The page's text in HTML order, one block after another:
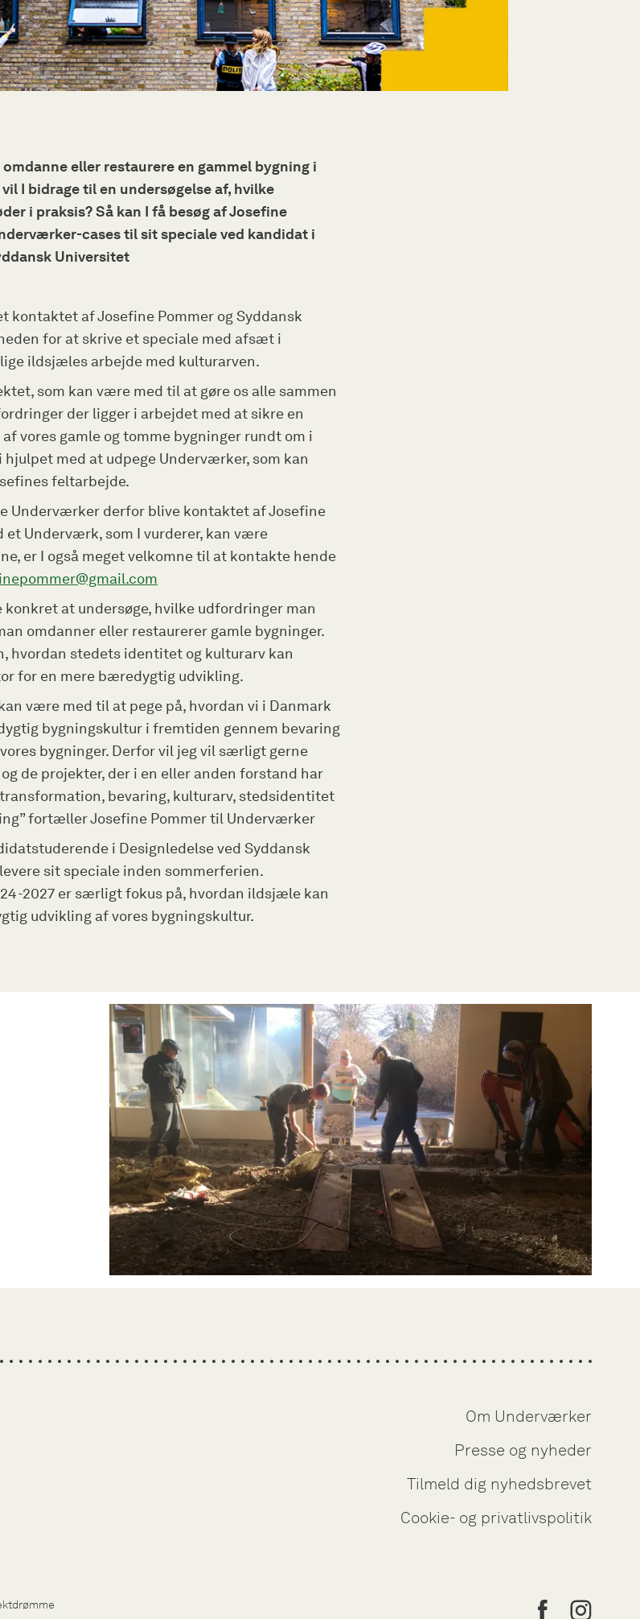
eller restaurere en gammel bygning i
I bidrage til en undersøgelse af, hvilke
i praksis? Så kan I få besøg af Josefine
cases til sit speciale ved kandidat i
Universitet
kontaktet af Josefine Pommer og Syddansk
for at skrive et speciale med afsæt i
ildsjæles arbejde med kulturarven.
som kan være med til at gøre os alle sammen
der ligger i arbejdet med at sikre en
vores gamle og tomme bygninger rundt om i
med at udpege Underværker, som kan
feltarbejde.
Underværker derfor blive kontaktet af Josefine
et Underværk, som I vurderer, kan være
er I også meget velkomne til at kontakte hende
konkret at undersøge, hvilke udfordringer man
omdanner eller restaurerer gamle bygninger.
hvordan stedets identitet og kulturarv kan
for en mere bæredygtig udvikling.
være med til at pege på, hvordan vi i Danmark
bygningskultur i fremtiden gennem bevaring
bygninger. Derfor vil jeg vil særligt gerne
de projekter, der i en eller anden forstand har
bevaring, kulturarv, stedsidentitet
fortæller Josefine Pommer til Underværker
i Designledelse ved Syddansk
sit speciale inden sommerferien.
2027 er særligt fokus på, hvordan ildsjæle kan
udvikling af vores bygningskultur.
Om Underværker
Presse og nyheder
Tilmeld dig nyhedsbrevet
Cookie- og privatlivspolitik